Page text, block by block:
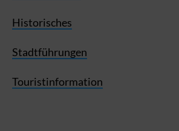
Historisches
Stadtführungen
Touristinformation